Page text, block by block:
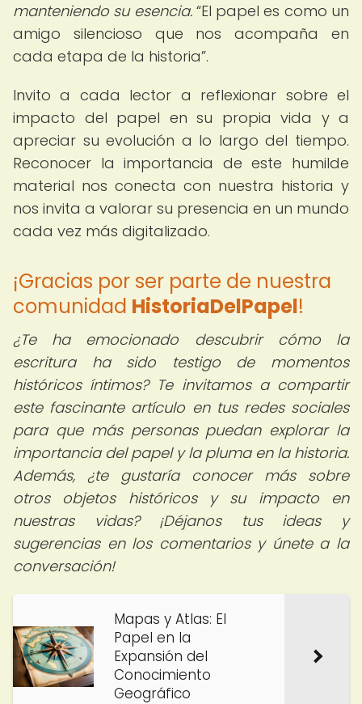
manteniendo su esencia. El papel es como un
amigo silencioso que nos acompaña en
cada etapa de la historia .
Invito a cada lector a reflexionar sobre el
impacto del papel en su propia vida y a
apreciar su evolución a lo largo del tiempo.
Reconocer la importancia de este humilde
material nos conecta con nuestra historia y
nos invita a valorar su presencia en un mundo
cada vez más digitalizado.
¡Gracias por ser parte de nuestra
comunidad HistoriaDelPapel!
¿Te ha emocionado descubrir cómo la
escritura ha sido testigo de momentos
históricos íntimos?Te invitamos a compartir
este fascinante artículo en tus redes sociales
para que más personas puedan explorar la
importancia del papel y la pluma en la historia.
Además, ¿te gustaría conocer más sobre
otros objetos históricos y su impacto en
nuestras vidas? ¡Déjanos tus ideas y
sugerencias en los comentarios y únete a la
conversación!
Mapas y Atlas: El
Papel en la
Expansión del
Conocimiento
Geográfico